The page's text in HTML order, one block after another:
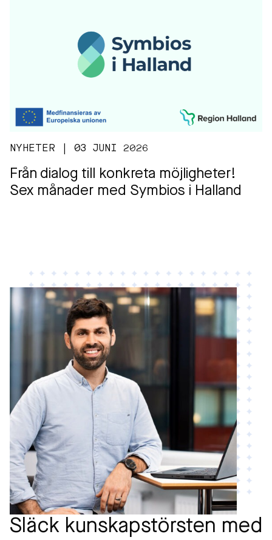
NYHETER | 03 JUNI 2026
Från dialog till konkreta möjligheter!
Sex månader med Symbios i Halland
Släck kunskapstörsten med